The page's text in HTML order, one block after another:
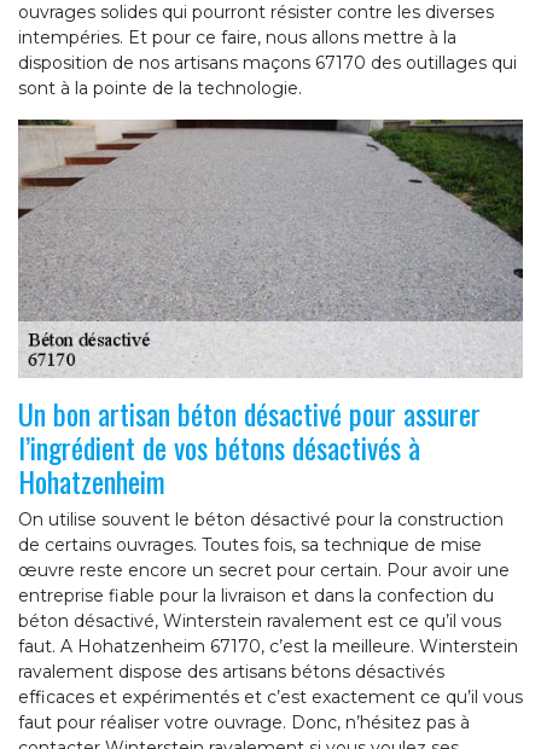
ouvrages solides qui pourront résister contre les diverses
intempéries. Et pour ce faire, nous allons mettre à la
disposition de nos artisans maçons 67170 des outillages qui
sont à la pointe de la technologie.
Un bon artisan béton désactivé pour assurer
l’ingrédient de vos bétons désactivés à
Hohatzenheim
On utilise souvent le béton désactivé pour la construction
de certains ouvrages. Toutes fois, sa technique de mise
œuvre reste encore un secret pour certain. Pour avoir une
entreprise fiable pour la livraison et dans la confection du
béton désactivé, Winterstein ravalement est ce qu’il vous
faut. A Hohatzenheim 67170, c’est la meilleure. Winterstein
ravalement dispose des artisans bétons désactivés
efficaces et expérimentés et c’est exactement ce qu’il vous
faut pour réaliser votre ouvrage. Donc, n’hésitez pas à